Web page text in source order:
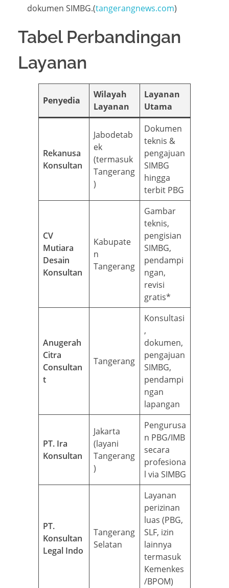
dokumen SIMBG.(tangerangnews.com)
Tabel Perbandingan
Layanan
Penyedia
Wilayah
Layanan
Layanan
Utama
Rekanusa
Konsultan
Jabodetab
ek
(termasuk
Tangerang
)
Dokumen
teknis &
pengajuan
SIMBG
hingga
terbit PBG
CV
Mutiara
Desain
Konsultan
Kabupate
n
Tangerang
Gambar
teknis,
pengisian
SIMBG,
pendampi
ngan,
revisi
gratis*
Anugerah
Citra
Consultan
t
Tangerang
Konsultasi
,
dokumen,
pengajuan
SIMBG,
pendampi
ngan
lapangan
PT. Ira
Konsultan
Jakarta
(layani
Tangerang
)
Pengurusa
n PBG/IMB
secara
profesiona
l via SIMBG
PT.
Konsultan
Legal Indo
Tangerang
Selatan
Layanan
perizinan
luas (PBG,
SLF, izin
lainnya
termasuk
Kemenkes
/BPOM)